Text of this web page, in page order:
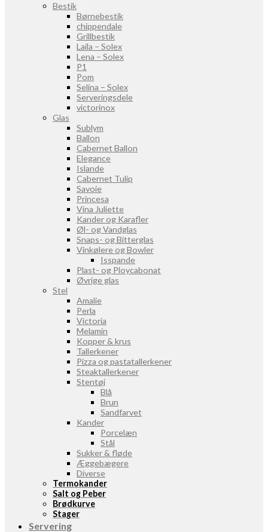
Bestik
Børnebestik
chippendale
Grillbestik
Laila – Solex
Lena – Solex
P1
Pom
Selina – Solex
Serveringsdele
victorinox
Glas
Sublym
Ballon
Cabernet Ballon
Elegance
Islande
Cabernet Tulip
Savoie
Princesa
Vina Juliette
Kander og Karafler
Øl- og Vandglas
Snaps- og Bitterglas
Vinkølere og Bowler
Isspande
Plast- og Ploycabonat
Øvrige glas
Stel
Amalie
Perla
Victoria
Melamin
Kopper & krus
Tallerkener
Pizza og pastatallerkener
Steaktallerkener
Stentøj
Blå
Brun
Sandfarvet
Kander
Porcelæn
Stål
Sukker & fløde
Æggebægere
Diverse
Termokander
Salt og Peber
Brødkurve
Stager
Servering